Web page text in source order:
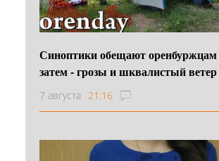
Синоптики обещают оренбуржцам
затем - грозы и шквалистый ветер
7 августа 21:16